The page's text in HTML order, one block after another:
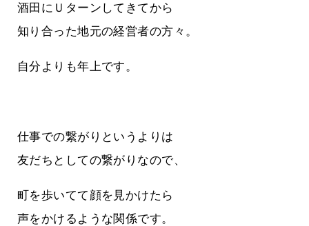
酒田にＵターンしてきてから
知り合った地元の経営者の方々。
自分よりも年上です。
仕事での繋がりというよりは
友だちとしての繋がりなので、
町を歩いてて顔を見かけたら
声をかけるような関係です。